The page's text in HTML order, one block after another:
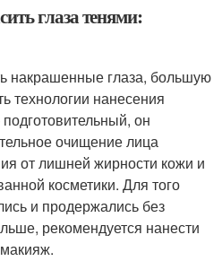
глаза тенями:
накрашенные глаза, большую
технологии нанесения
он
очищение лица
от лишней жирности кожи и
косметики. Для того
и продержались без
рекомендуется нанести